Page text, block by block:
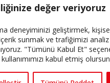
değer veriyoruz
deneyiminizi geliştirmek,
sunmak ve trafiğimizi
"Tümünü Kabul Et"
kabul etmiş
da bulundukları ülkelerde kalıcı
Bu durum “vatan”, “aidiyet”, “İslam” ve
oldu. Avrupa’da yerleşik bir Müslüman
hem yerleşik kültür ve siyasi düzen
için yeni sorulara da kapı
devamı